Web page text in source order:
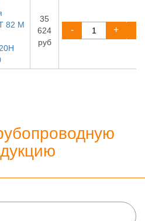
82 M
35
624
руб
- +